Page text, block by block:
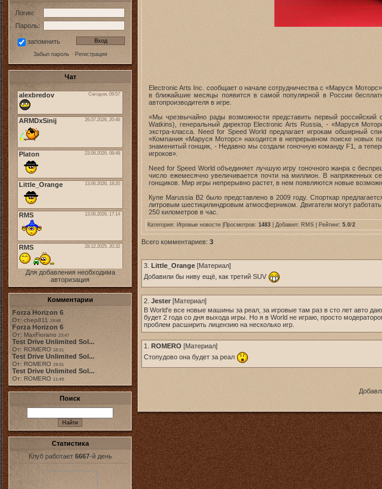
Логин:
Пароль:
запомнить
Забыл пароль· Регистрация
Чат
Для добавления необходима
авторизация
Комментарии
Forza Horizon 6
От: chep811 19:48
Forza Horizon 6
От: MaxFiorano 23:47
Test Drive Unlimited Sol...
От: ROMERO 18:31
Test Drive Unlimited Sol...
От: ROMERO 19:31
Test Drive Unlimited Sol...
От: ROMERO 11:49
Поиск
Статистика
Клуб работает 6667-й день
Electronic Arts Inc. сообщает о начале сотрудничества с «Маруся
в ближайшие месяцы появится в самой популярной в России
автопроизводителя в игре.
«Мы чрезвычайно рады возможности представить первый
Watkins), генеральный директор Electronic Arts Russia, - «Маруся
экстра-класса. Need for Speed World предлагает игрокам обширный
«Компания «Маруся Моторс» находится в непрерывном поиске новых
знаменитый гонщик, - Недавно мы создали гоночную команду F1, а
игроков».
Need for Speed World объединяет лучшую игру гоночного жанра с
число ежемесячно увеличивается почти на миллион. В напряженных
гонщиков. Мир игры непрерывно растет, в нем появляются новые
Купе Marussia B2 было представлено в 2009 году. Спорткар
литровым шестицилиндровым атмосферником. Двигатели могут
250 километров в час.
Категория: Игровые новости |Просмотров: 1483 | Добавил: RMS | Рейтинг: 5.0/2
Всего комментариев: 3
3. Little_Orange [Материал]
Добавили бы ниву ещё, как третий SUV
2. Jester [Материал]
В World'e все новые машины за реал, за игровые там раз в сто лет авто
будет 2 года со дня выхода игры. Но я в World не играю, просто
проблем расширить лицензию на несколько игр.
1. ROMERO [Материал]
Стопудово она будет за реал